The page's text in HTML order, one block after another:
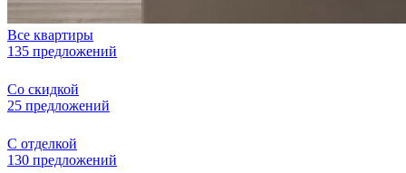
Все квартиры
135 предложений
Со скидкой
25 предложений
С отделкой
130 предложений